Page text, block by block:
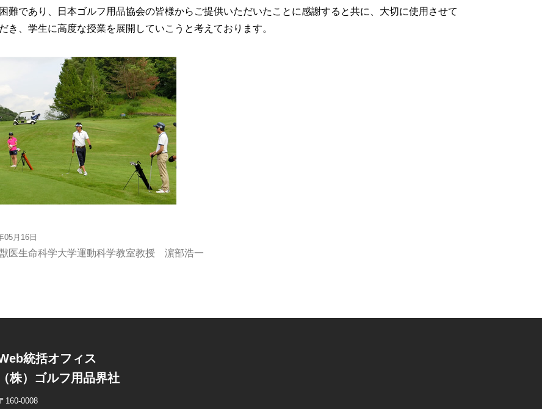
難であり、日本ゴルフ用品協会の皆様からご提供いただいたことに感謝すると共に、大切に使用させて
き、学生に高度な授業を展開していこうと考えております。
05月16日
医生命科学大学運動科学教室教授 濵部浩一
統括オフィス
（株）ゴルフ用品界社
160-0008